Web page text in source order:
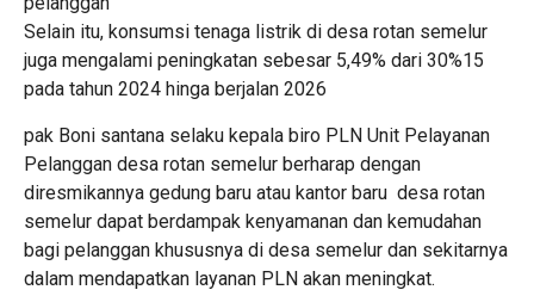
Selain itu, konsumsi tenaga listrik di desa rotan semelur
juga mengalami peningkatan sebesar 5,49% dari 30%15
pada tahun 2024 hinga berjalan 2026
pak Boni santana selaku kepala biro PLN Unit Pelayanan
Pelanggan desa rotan semelur berharap dengan
diresmikannya gedung baru atau kantor baru desa rotan
semelur dapat berdampak kenyamanan dan kemudahan
bagi pelanggan khususnya di desa semelur dan sekitarnya
dalam mendapatkan layanan PLN akan meningkat.